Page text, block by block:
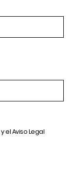
y elAviso Legal